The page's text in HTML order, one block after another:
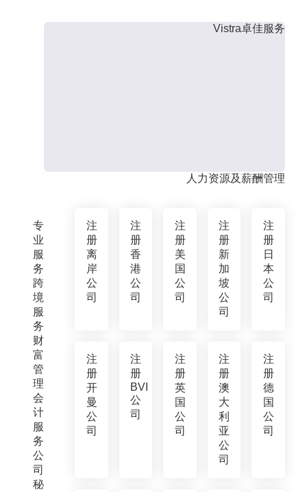
专
业
服
务
跨
境
服
务
财
富
管
理
会
计
服
务
公
司
秘
Vistra卓佳服务
人力资源及薪酬管理
注
册
离
岸
公
司
注
册
香
港
公
司
注
册
美
国
公
司
注
册
新
加
坡
公
司
注
册
日
本
公
司
注
册
开
曼
公
司
注
册
BVI
公
司
注
册
英
国
公
司
注
册
澳
大
利
亚
公
司
注
册
德
国
公
司